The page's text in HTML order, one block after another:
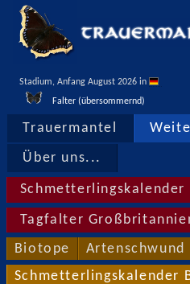
Stadium, Anfang August 2026 in
Falter (übersommernd)
Trauermantel
Über uns...
Schmetterlingskalender
Tagfalter
Biotope Artenschwund
Schmetterlingskalender